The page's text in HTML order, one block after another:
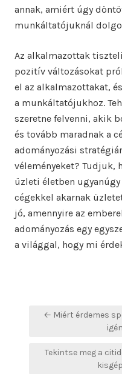
annak, amiért úgy
munkáltatójuknál
Az alkalmazottak
pozitív változásokat
el az alkalmazottakat,
a munkáltatójukhoz.
szeretne felvenni, akik
és tovább maradnak a
adományozási
véleményeket? Tudjuk,
üzleti életben
cégekkel akarnak
jó, amennyire az
adományozás egy
a világgal, hogy mi
Bejegyzés
← Miért érdemes
Tekintse meg a